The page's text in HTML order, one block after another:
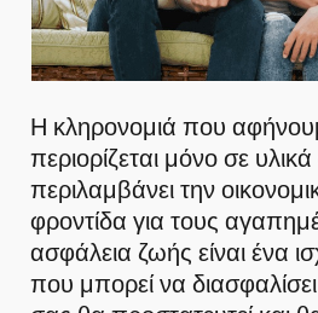
Η κληρονομιά που
περιορίζεται μόνο σε
περιλαμβάνει την
φροντίδα για τους
ασφάλεια ζωής είναι ένα
που μπορεί να